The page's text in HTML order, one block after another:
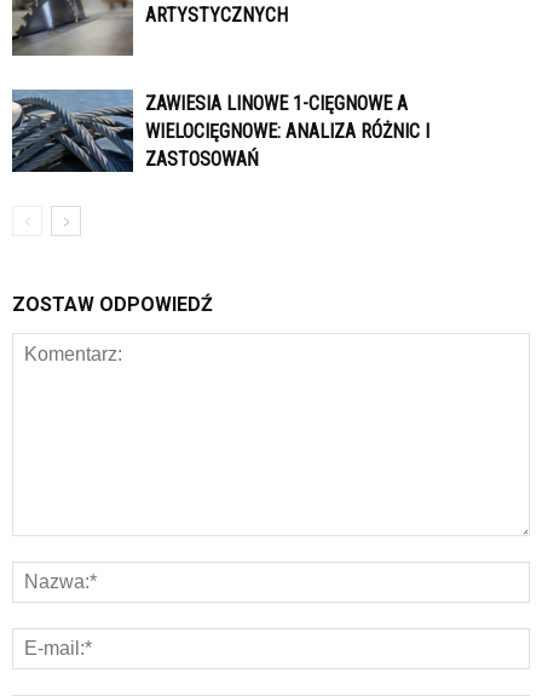
ARTYSTYCZNYCH
ZAWIESIA LINOWE 1-CIĘGNOWE A
WIELOCIĘGNOWE: ANALIZA RÓŻNIC I
ZASTOSOWAŃ
ZOSTAW ODPOWIEDŹ